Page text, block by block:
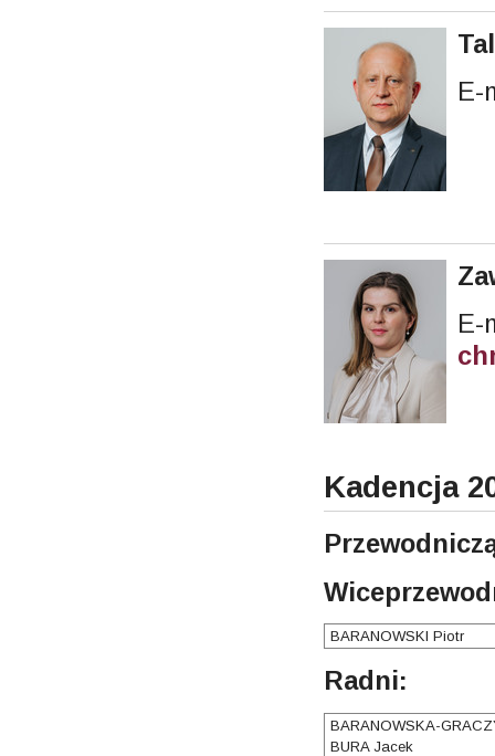
E-
Kadencja
BARANOWSKI Piotr
Radni:
BARANOWSKA-
BURA Jacek